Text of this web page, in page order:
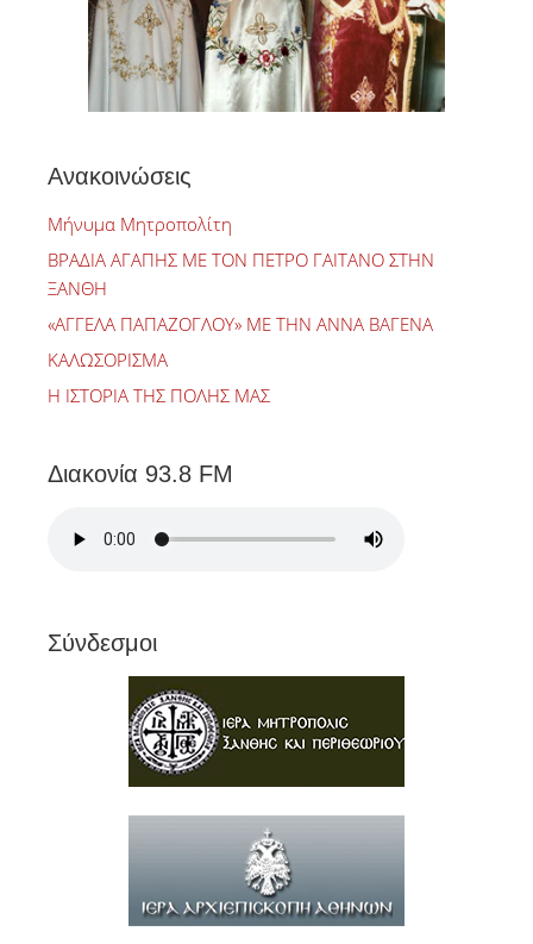
Ανακοινώσεις
Μήνυμα Μητροπολίτη
ΒΡΑΔΙΑ ΑΓΑΠΗΣ ΜΕ ΤΟΝ ΠΕΤΡΟ ΓΑΙΤΑΝΟ ΣΤΗΝ
ΞΑΝΘΗ
«ΑΓΓΕΛΑ ΠΑΠΑΖΟΓΛΟΥ» ΜΕ ΤΗΝ ΑΝΝΑ ΒΑΓΕΝΑ
ΚΑΛΩΣΟΡΙΣΜΑ
Η ΙΣΤΟΡΙΑ ΤΗΣ ΠΟΛΗΣ ΜΑΣ
Διακονία 93.8 FM
Σύνδεσμοι